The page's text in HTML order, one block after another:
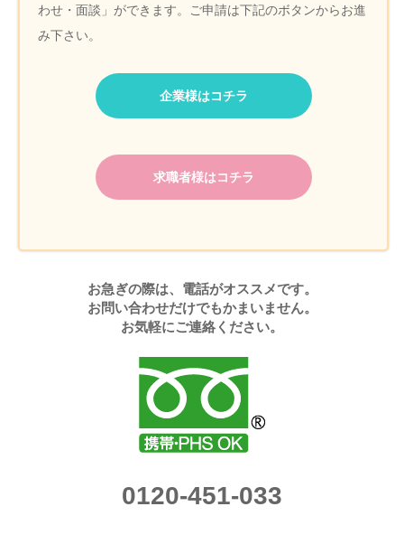
わせ・面談」ができます。ご申請は下記のボタンからお進
み下さい。
企業様はコチラ
求職者様はコチラ
お急ぎの際は、電話がオススメです。
お問い合わせだけでもかまいません。
お気軽にご連絡ください。
0120-451-033